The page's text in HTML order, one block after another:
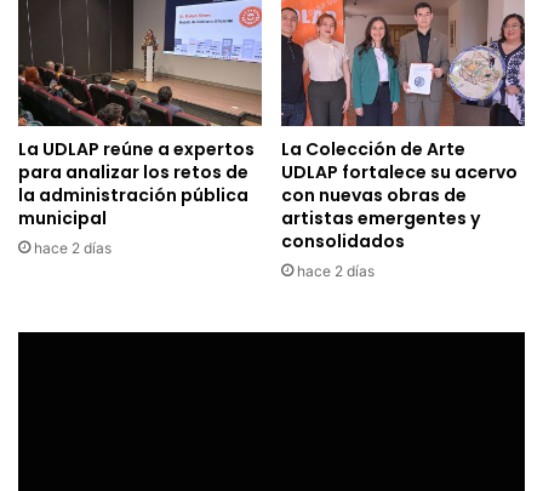
La UDLAP reúne a expertos
para analizar los retos de
la administración pública
municipal
hace 2 días
La Colección de Arte
UDLAP fortalece su acervo
con nuevas obras de
artistas emergentes y
consolidados
hace 2 días